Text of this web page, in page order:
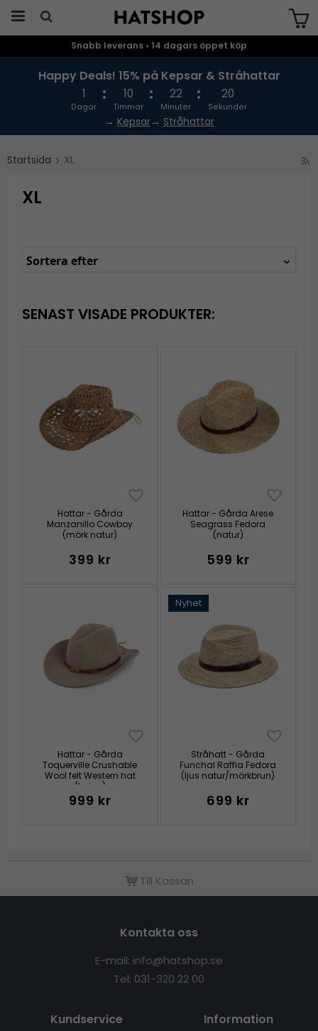
Snabb leverans • 14 dagars öppet köp
Happy Deals! 15% på Kepsar & Stråhattar
1
Dagar
10
Timmar
22
Minuter
20
Sekunder
→ Kepsar→ Stråhattar
Startsida XL
XL
Sortera efter
SENAST VISADE PRODUKTER:
Hattar - Gårda
Manzanillo Cowboy
(mörk natur)
399 kr
Hattar - Gårda Arese
Seagrass Fedora
(natur)
599 kr
Hattar - Gårda
Toquerville Crushable
Wool felt Western hat
(beige)
999 kr
Nyhet
Stråhatt - Gårda
Funchal Raffia Fedora
(ljus natur/mörkbrun)
699 kr
Till Kassan
Kontakta oss
E-mail: info@hatshop.se
Tel: 031-320 22 00
Kundservice Information